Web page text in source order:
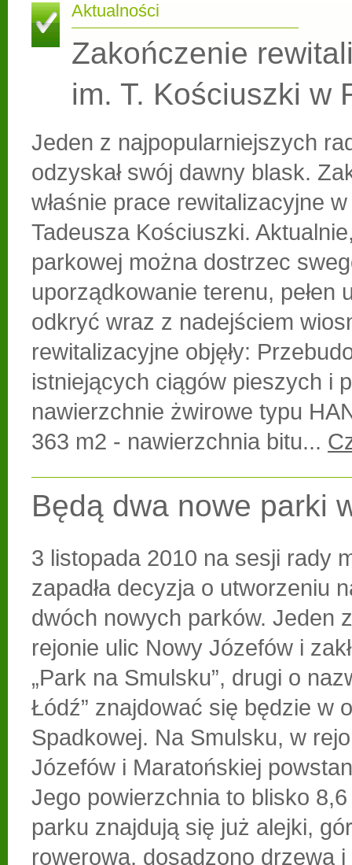
Aktualności
Zakończenie
im. T. Kościuszki w
Jeden z najpopularniejszych
odzyskał swój dawny blask.
właśnie prace rewitalizacyjne
Tadeusza Kościuszki.
parkowej można dostrzec
uporządkowanie terenu, pełen
odkryć wraz z nadejściem
rewitalizacyjne objęły:
istniejących ciągów pieszych i
nawierzchnie żwirowe typu
363 m2 - nawierzchnia bitu...
Będą dwa nowe parki
3 listopada 2010 na sesji rady
zapadła decyzja o utworzeniu
dwóch nowych parków. Jeden
rejonie ulic Nowy Józefów i
„Park na Smulsku”, drugi o
Łódź” znajdować się będzie w
Spadkowej. Na Smulsku, w
Józefów i Maratońskiej
Jego powierzchnia to blisko
parku znajdują się już alejki,
rowerowa, dosadzono drzewa